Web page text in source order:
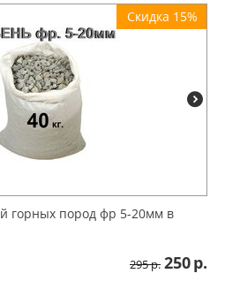
Скидка 15%
горных пород фр 5-20мм в
295р. 250р.